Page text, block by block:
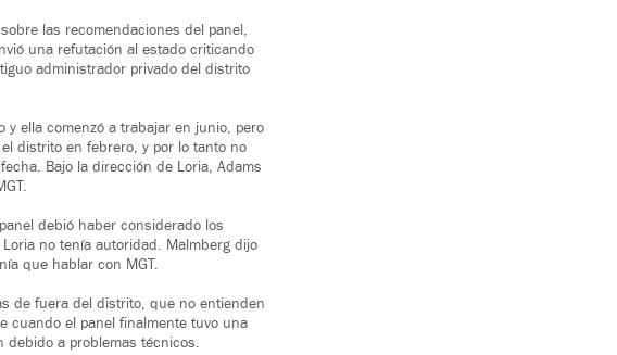
las recomendaciones del panel,
una refutación al estado criticando
administrador privado del distrito
y ella comenzó a trabajar en junio, pero
distrito en febrero, y por lo tanto no
Bajo la dirección de Loria, Adams
debió haber considerado los
no tenía autoridad. Malmberg dijo
que hablar con MGT.
de fuera del distrito, que no entienden
cuando el panel finalmente tuvo una
a problemas técnicos.